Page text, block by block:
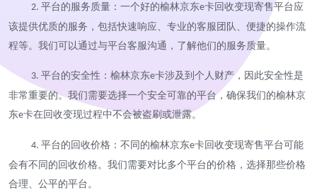
2. 平台的服务质量：一个好的榆林京东e卡回收变现寄售平台应
该提供优质的服务，包括快速响应、专业的客服团队、便捷的操作流
程等。我们可以通过与平台客服沟通，了解他们的服务质量。
3. 平台的安全性：榆林京东e卡涉及到个人财产，因此安全性是
非常重要的。我们需要选择一个安全可靠的平台，确保我们的榆林京
东e卡在回收变现过程中不会被盗刷或泄露。
4. 平台的回收价格：不同的榆林京东e卡回收变现寄售平台可能
会有不同的回收价格。我们需要对比多个平台的价格，选择那些价格
合理、公平的平台。